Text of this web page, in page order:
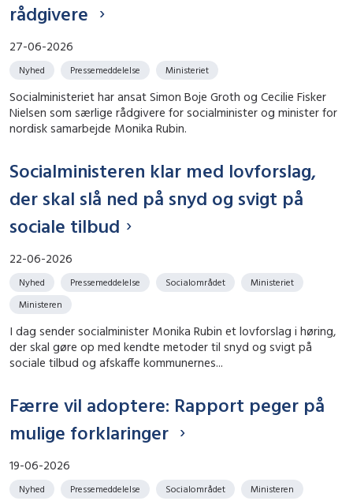
rådgivere
27-06-2026
Nyhed Pressemeddelelse Ministeriet
Socialministeriet har ansat Simon Boje Groth og Cecilie Fisker
Nielsen som særlige rådgivere for socialminister og minister for
nordisk samarbejde Monika Rubin.
Socialministeren klar med lovforslag,
der skal slå ned på snyd og svigt på
sociale tilbud
22-06-2026
Nyhed Pressemeddelelse Socialområdet
Ministeriet
Ministeren
I dag sender socialminister Monika Rubin et lovforslag i høring,
der skal gøre op med kendte metoder til snyd og svigt på
sociale tilbud og afskaffe kommunernes...
Færre vil adoptere: Rapport peger på
mulige forklaringer
19-06-2026
Nyhed Pressemeddelelse Socialområdet
Ministeren